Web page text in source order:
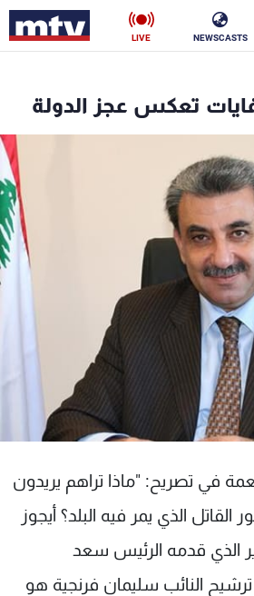
NEWSCASTS
LIVE
تعكس عجز الدولة
في تصريح: "ماذا تراهم يريدون
القاتل الذي يمر فيه البلد؟ أيجوز
الذي قدمه الرئيس سعد
النائب سليمان فرنجية هو
ناس
فن
رياضة
وظائف
تواصل معنا
شروط الإسـتخدام
سياسة الخصوصية